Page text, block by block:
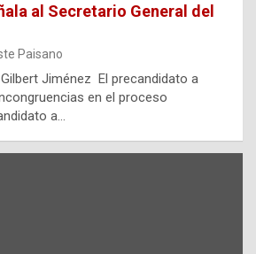
al Secretario General del
Paisano
Jiménez El precandidato a
en el proceso
a…